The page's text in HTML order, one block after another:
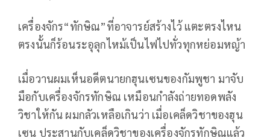
เครื่องจักร“ทักษิณ”ที่อาจารย์สร้างไว้ แตะตรงไหน
ตรงนั้นก็ร้อนระอุลุกไหม้เป็นไฟไปทั่วทุกหย่อมหญ้า
เมื่อวานผมเห็นอดีตนายกฮุนเซนของกัมพูชา มาจับ
มือกับเครื่องจักรทักษิณ เหมือนกำลังถ่ายทอดพลัง
วิชาให้กัน ผมกลัวเหลือเกินว่า เมื่อเคล็ดวิชาของฮุน
เซน ประสานกับเคล็ดวิชาของเครื่องจักรทักษิณแล้ว